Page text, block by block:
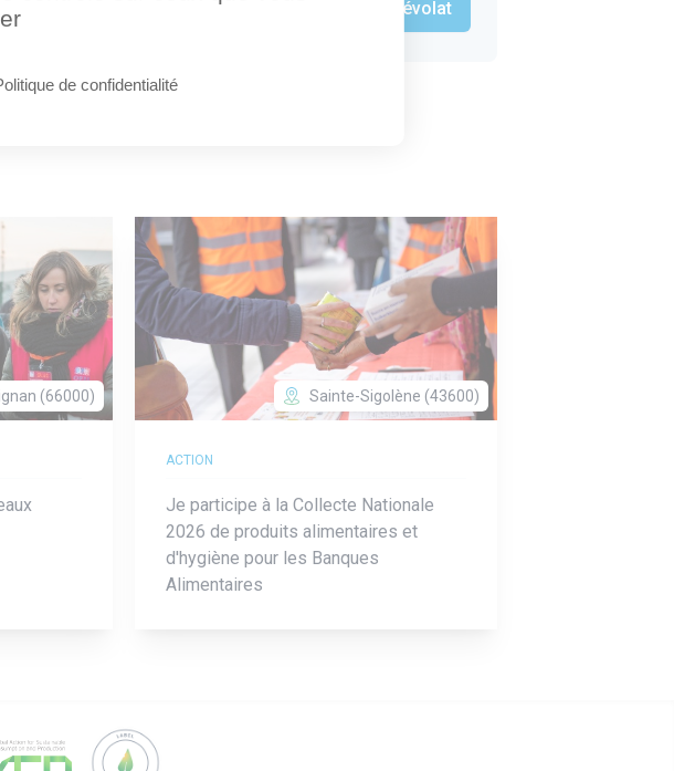
Je publie mon offre de bénévolat
(66000) Sainte-Sigolène (43600)
ACTION
Je participe à la Collecte Nationale
2026 de produits alimentaires et
d'hygiène pour les Banques
Alimentaires
de confidentialité